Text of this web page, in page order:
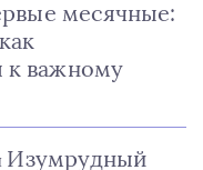
месячные:
к важному
Изумрудный